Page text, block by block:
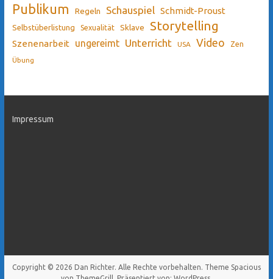
Publikum Regeln Schauspiel Schmidt-Proust
Selbstüberlistung Sexualität Sklave Storytelling
Szenenarbeit ungereimt Unterricht USA Video Zen
Übung
Impressum
Copyright © 2026 Dan Richter. Alle Rechte vorbehalten. Theme Spacious